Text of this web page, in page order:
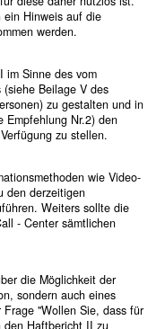
Hinweis auf die
werden.
im Sinne des vom
Beilage V des
zu gestalten und in
Empfehlung Nr.2) den
zu stellen.
wie Video-
den derzeitigen
Weiters sollte die
- Center sämtlichen
die Möglichkeit der
sondern auch eines
"Wollen Sie, dass für
den Haftbericht II zu